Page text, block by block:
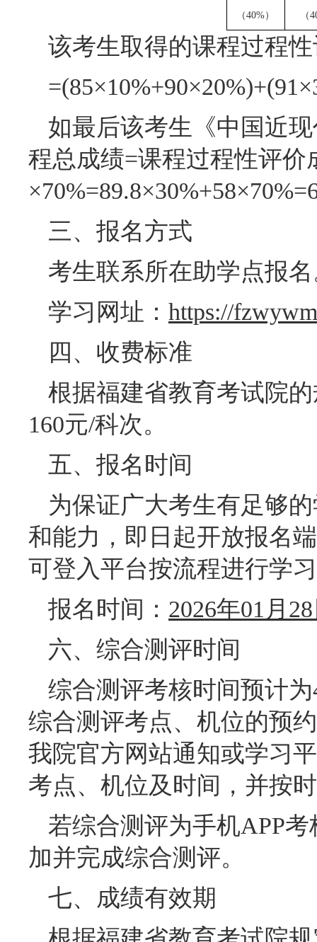
（40%）
（
该考生取得的课程过程
如最后该考生《中国近
程总成绩=课程过程性评价
三、报名方式
考生联系所在助学点报
学习网址： https://
四、收费标准
根据福建省教育考试院
160元/科次。
五、报名时间
为保证广大考生有足够
和能力，即日起开放报名
可登入平台按流程进行学
报名时间： 2026年01月
六、综合测评时间
综合测评考核时间预计
综合测评考点、机位的预
我院官方网站通知或学习
考点、机位及时间，并按
若综合测评为手机APP
加并完成综合测评。
七、成绩有效期